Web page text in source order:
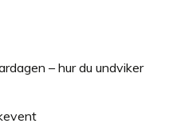
– hur du undviker